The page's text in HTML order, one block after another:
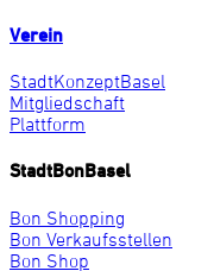
Verein
StadtKonzeptBasel
Mitgliedschaft
Plattform
StadtBonBasel
Bon Shopping
Bon Verkaufsstellen
Bon Shop